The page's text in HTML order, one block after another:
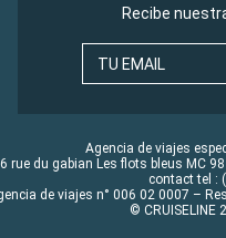
Recibe
TU EMAIL
Agencia de viajes
rue du gabian Les flots bleus MC
contact tel :
de viajes n° 006 02 0007 –
© CRUISELINE